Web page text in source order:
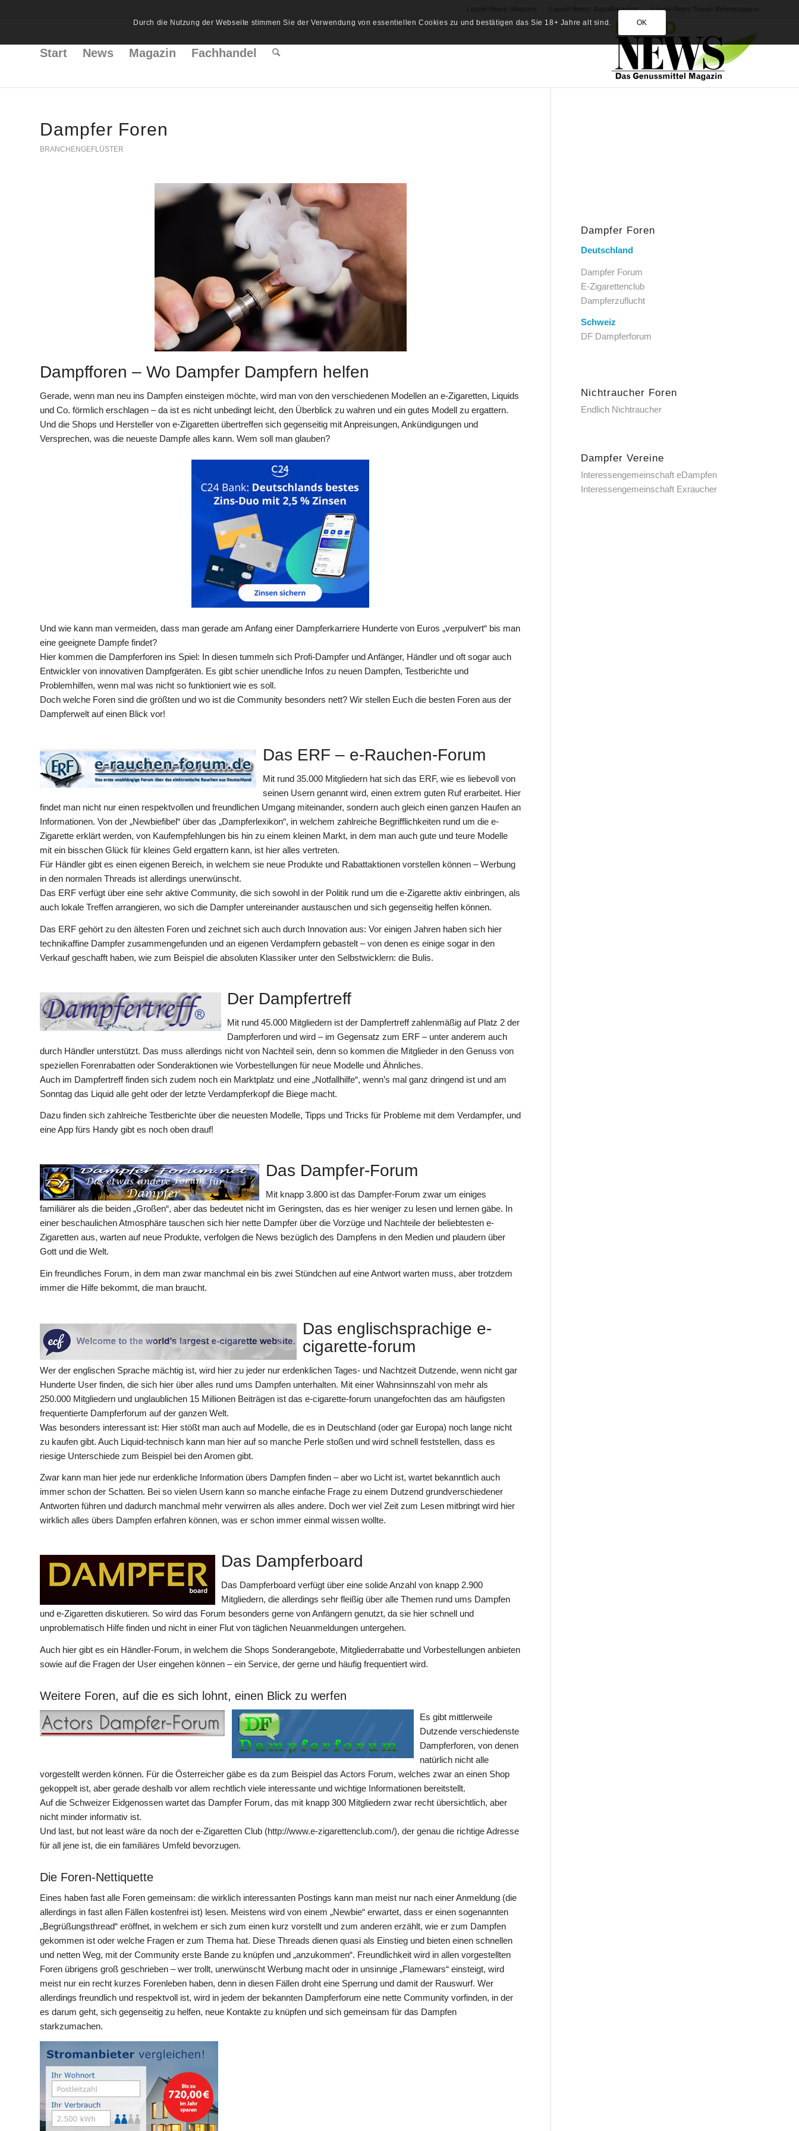
Liquid-News: AquaRatgeber Liquid-News Travel: Reisemagazin
Start News Magazin Fachhandel
Dampfer Foren
BRANCHENGEFLÜSTER
Dampfforen – Wo Dampfer Dampfern helfen
Gerade, wenn man neu ins Dampfen einsteigen möchte, wird man von den verschiedenen Modellen an e-Zigaretten, Liquids
und Co. förmlich erschlagen – da ist es nicht unbedingt leicht, den Überblick zu wahren und ein gutes Modell zu ergattern.
Und die Shops und Hersteller von e-Zigaretten übertreffen sich gegenseitig mit Anpreisungen, Ankündigungen und
Versprechen, was die neueste Dampfe alles kann. Wem soll man glauben?
Und wie kann man vermeiden, dass man gerade am Anfang einer Dampferkarriere Hunderte von Euros „verpulvert“ bis man
eine geeignete Dampfe findet?
Hier kommen die Dampferforen ins Spiel: In diesen tummeln sich Profi-Dampfer und Anfänger, Händler und oft sogar auch
Entwickler von innovativen Dampfgeräten. Es gibt schier unendliche Infos zu neuen Dampfen, Testberichte und
Problemhilfen, wenn mal was nicht so funktioniert wie es soll.
Doch welche Foren sind die größten und wo ist die Community besonders nett? Wir stellen Euch die besten Foren aus der
Dampferwelt auf einen Blick vor!
Das ERF – e-Rauchen-Forum
Mit rund 35.000 Mitgliedern hat sich das ERF, wie es liebevoll von
seinen Usern genannt wird, einen extrem guten Ruf erarbeitet. Hier
findet man nicht nur einen respektvollen und freundlichen Umgang miteinander, sondern auch gleich einen ganzen Haufen an
Informationen. Von der „Newbiefibel“ über das „Dampferlexikon“, in welchem zahlreiche Begrifflichkeiten rund um die e-
Zigarette erklärt werden, von Kaufempfehlungen bis hin zu einem kleinen Markt, in dem man auch gute und teure Modelle
mit ein bisschen Glück für kleines Geld ergattern kann, ist hier alles vertreten.
Für Händler gibt es einen eigenen Bereich, in welchem sie neue Produkte und Rabattaktionen vorstellen können – Werbung
in den normalen Threads ist allerdings unerwünscht.
Das ERF verfügt über eine sehr aktive Community, die sich sowohl in der Politik rund um die e-Zigarette aktiv einbringen, als
auch lokale Treffen arrangieren, wo sich die Dampfer untereinander austauschen und sich gegenseitig helfen können.
Das ERF gehört zu den ältesten Foren und zeichnet sich auch durch Innovation aus: Vor einigen Jahren haben sich hier
technikaffine Dampfer zusammengefunden und an eigenen Verdampfern gebastelt – von denen es einige sogar in den
Verkauf geschafft haben, wie zum Beispiel die absoluten Klassiker unter den Selbstwicklern: die Bulis.
Der Dampfertreff
Mit rund 45.000 Mitgliedern ist der Dampfertreff zahlenmäßig auf Platz 2 der
Dampferforen und wird – im Gegensatz zum ERF – unter anderem auch
durch Händler unterstützt. Das muss allerdings nicht von Nachteil sein, denn so kommen die Mitglieder in den Genuss von
speziellen Forenrabatten oder Sonderaktionen wie Vorbestellungen für neue Modelle und Ähnliches.
Auch im Dampfertreff finden sich zudem noch ein Marktplatz und eine „Notfallhilfe“, wenn’s mal ganz dringend ist und am
Sonntag das Liquid alle geht oder der letzte Verdampferkopf die Biege macht.
Dazu finden sich zahlreiche Testberichte über die neuesten Modelle, Tipps und Tricks für Probleme mit dem Verdampfer, und
eine App fürs Handy gibt es noch oben drauf!
Das Dampfer-Forum
Mit knapp 3.800 ist das Dampfer-Forum zwar um einiges
familiärer als die beiden „Großen“, aber das bedeutet nicht im Geringsten, das es hier weniger zu lesen und lernen gäbe. In
einer beschaulichen Atmosphäre tauschen sich hier nette Dampfer über die Vorzüge und Nachteile der beliebtesten e-
Zigaretten aus, warten auf neue Produkte, verfolgen die News bezüglich des Dampfens in den Medien und plaudern über
Gott und die Welt.
Ein freundliches Forum, in dem man zwar manchmal ein bis zwei Stündchen auf eine Antwort warten muss, aber trotzdem
immer die Hilfe bekommt, die man braucht.
Das englischsprachige e-
cigarette-forum
Wer der englischen Sprache mächtig ist, wird hier zu jeder nur erdenklichen Tages- und Nachtzeit Dutzende, wenn nicht gar
Hunderte User finden, die sich hier über alles rund ums Dampfen unterhalten. Mit einer Wahnsinnszahl von mehr als
250.000 Mitgliedern und unglaublichen 15 Millionen Beiträgen ist das e-cigarette-forum unangefochten das am häufigsten
frequentierte Dampferforum auf der ganzen Welt.
Was besonders interessant ist: Hier stößt man auch auf Modelle, die es in Deutschland (oder gar Europa) noch lange nicht
zu kaufen gibt. Auch Liquid-technisch kann man hier auf so manche Perle stoßen und wird schnell feststellen, dass es
riesige Unterschiede zum Beispiel bei den Aromen gibt.
Zwar kann man hier jede nur erdenkliche Information übers Dampfen finden – aber wo Licht ist, wartet bekanntlich auch
immer schon der Schatten. Bei so vielen Usern kann so manche einfache Frage zu einem Dutzend grundverschiedener
Antworten führen und dadurch manchmal mehr verwirren als alles andere. Doch wer viel Zeit zum Lesen mitbringt wird hier
wirklich alles übers Dampfen erfahren können, was er schon immer einmal wissen wollte.
Das Dampferboard
Das Dampferboard verfügt über eine solide Anzahl von knapp 2.900
Mitgliedern, die allerdings sehr fleißig über alle Themen rund ums Dampfen
und e-Zigaretten diskutieren. So wird das Forum besonders gerne von Anfängern genutzt, da sie hier schnell und
unproblematisch Hilfe finden und nicht in einer Flut von täglichen Neuanmeldungen untergehen.
Auch hier gibt es ein Händler-Forum, in welchem die Shops Sonderangebote, Mitgliederrabatte und Vorbestellungen anbieten
sowie auf die Fragen der User eingehen können – ein Service, der gerne und häufig frequentiert wird.
Weitere Foren, auf die es sich lohnt, einen Blick zu werfen
Es gibt mittlerweile
Dutzende verschiedenste
Dampferforen, von denen
natürlich nicht alle
vorgestellt werden können. Für die Österreicher gäbe es da zum Beispiel das Actors Forum, welches zwar an einen Shop
gekoppelt ist, aber gerade deshalb vor allem rechtlich viele interessante und wichtige Informationen bereitstellt.
Auf die Schweizer Eidgenossen wartet das Dampfer Forum, das mit knapp 300 Mitgliedern zwar recht übersichtlich, aber
nicht minder informativ ist.
Und last, but not least wäre da noch der e-Zigaretten Club (http://www.e-zigarettenclub.com/), der genau die richtige Adresse
für all jene ist, die ein familiäres Umfeld bevorzugen.
Die Foren-Nettiquette
Eines haben fast alle Foren gemeinsam: die wirklich interessanten Postings kann man meist nur nach einer Anmeldung (die
allerdings in fast allen Fällen kostenfrei ist) lesen. Meistens wird von einem „Newbie“ erwartet, dass er einen sogenannten
„Begrüßungsthread“ eröffnet, in welchem er sich zum einen kurz vorstellt und zum anderen erzählt, wie er zum Dampfen
gekommen ist oder welche Fragen er zum Thema hat. Diese Threads dienen quasi als Einstieg und bieten einen schnellen
und netten Weg, mit der Community erste Bande zu knüpfen und „anzukommen“. Freundlichkeit wird in allen vorgestellten
Foren übrigens groß geschrieben – wer trollt, unerwünscht Werbung macht oder in unsinnige „Flamewars“ einsteigt, wird
meist nur ein recht kurzes Forenleben haben, denn in diesen Fällen droht eine Sperrung und damit der Rauswurf. Wer
allerdings freundlich und respektvoll ist, wird in jedem der bekannten Dampferforum eine nette Community vorfinden, in der
es darum geht, sich gegenseitig zu helfen, neue Kontakte zu knüpfen und sich gemeinsam für das Dampfen
starkzumachen.
Dampfer Foren
Deutschland
Dampfer Forum
E-Zigarettenclub
Dampferzuflucht
Schweiz
DF Dampferforum
Nichtraucher Foren
Endlich Nichtraucher
Dampfer Vereine
Interessengemeinschaft eDampfen
Interessengemeinschaft Exraucher
Durch die Nutzung der Webseite stimmen Sie der Verwendung von essentiellen Cookies zu und bestätigen das Sie 18+ Jahre alt sind. OK